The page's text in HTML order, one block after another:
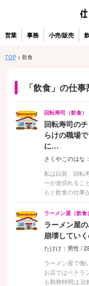
営業 事務 小売/販売
TOP > 飲食
「飲食」の仕
回転寿司（飲食）
回転寿司の
らけの職場
に…
さくやこのはな
私は以前、回転
ーが途切れるこ
もと飲食の仕事
ラーメン屋（飲食）
ラーメン屋
崩壊してい
たけけ：男性 /
ラーメン屋で働
お店ではベテラ
も勤務時間は 比